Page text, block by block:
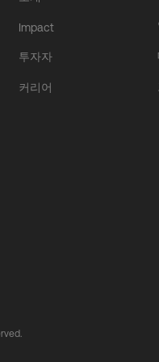
Impact
투자자
커리어